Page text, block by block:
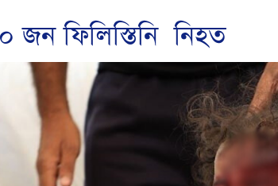
জন ফিলিস্তিনি নিহত